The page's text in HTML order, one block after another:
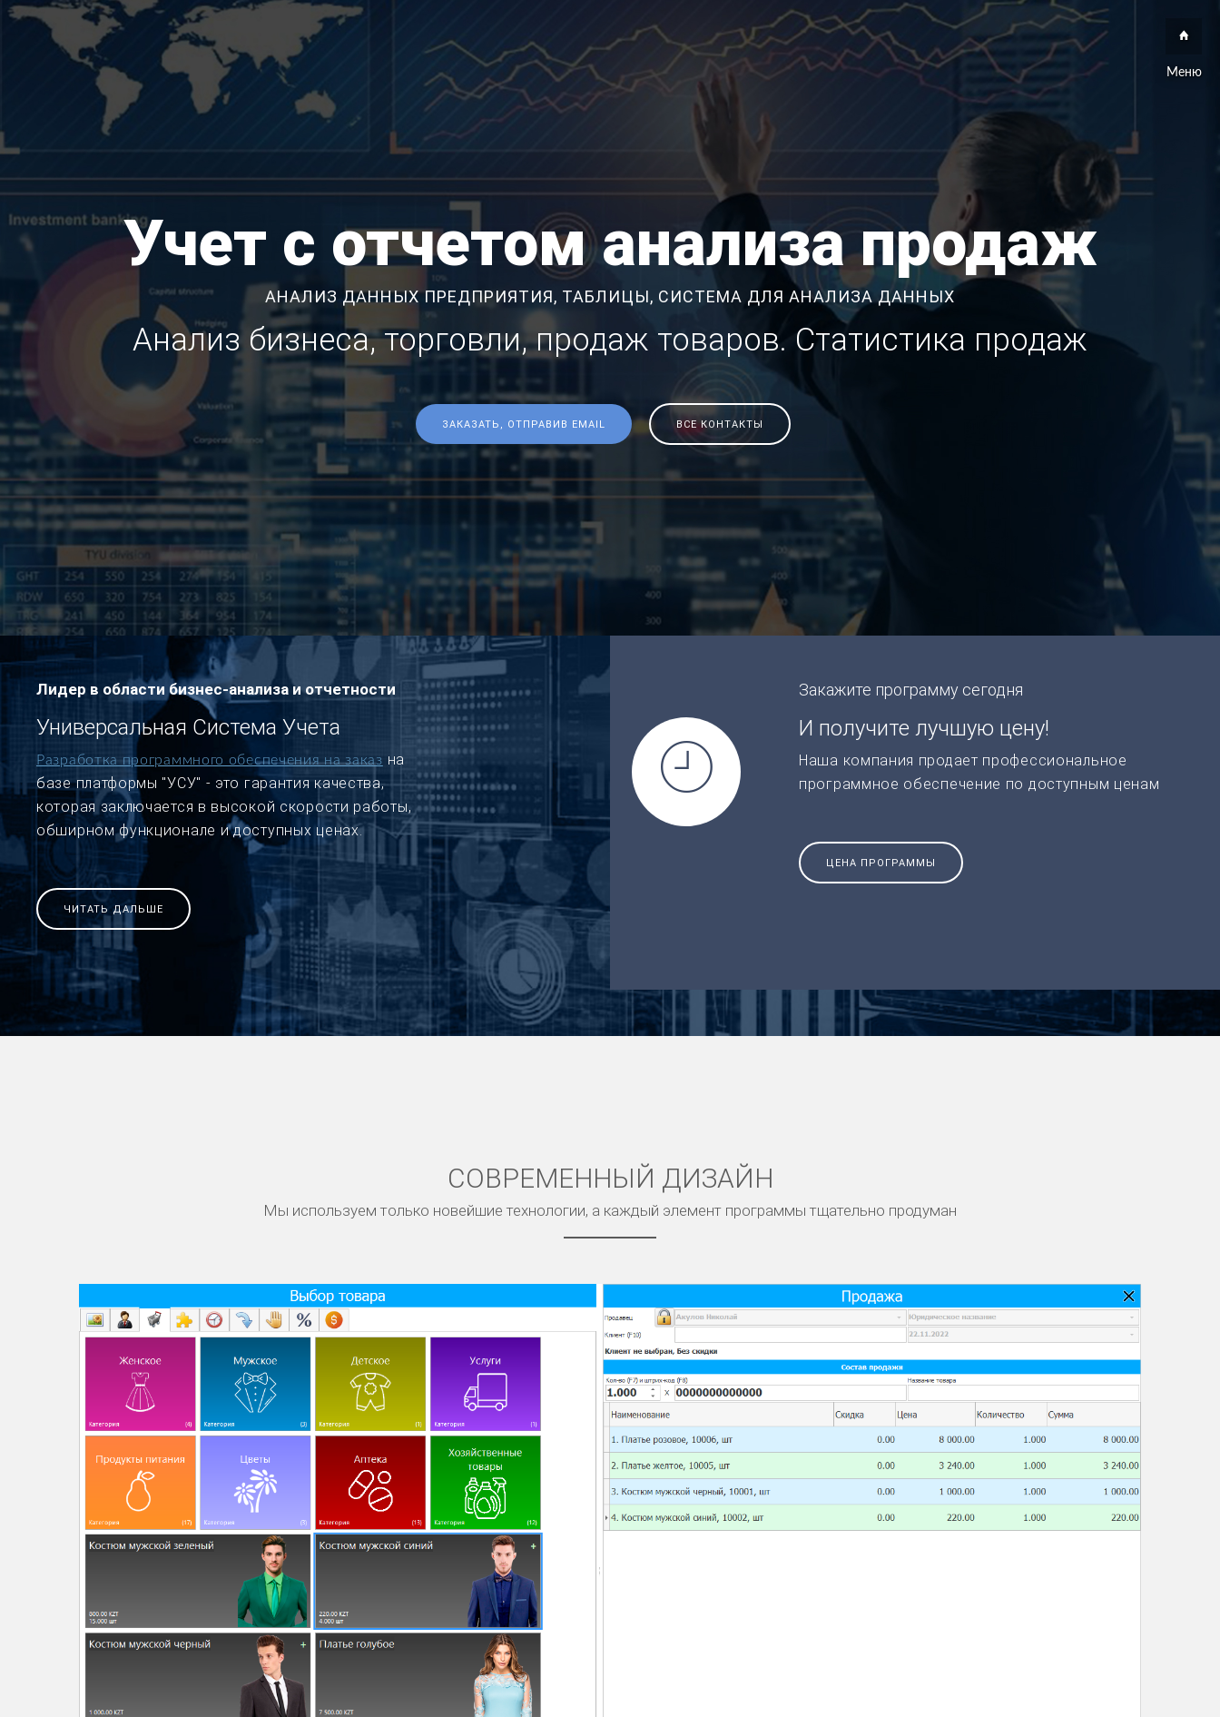
Меню
Учет с отчетом анализа продаж
АНАЛИЗ ДАННЫХ ПРЕДПРИЯТИЯ, ТАБЛИЦЫ, СИСТЕМА ДЛЯ АНАЛИЗА ДАННЫХ
Анализ бизнеса, торговли, продаж товаров. Статистика продаж
ЗАКАЗАТЬ, ОТПРАВИВ EMAIL ВСЕ КОНТАКТЫ
Лидер в области бизнес-анализа и отчетности
Универсальная Система Учета
Разработка программного обеспечения на заказ на
базе платформы "УСУ" - это гарантия качества,
которая заключается в высокой скорости работы,
обширном функционале и доступных ценах.
ЧИТАТЬ ДАЛЬШЕ
Закажите программу сегодня
И получите лучшую цену!
Наша компания продает профессиональное
программное обеспечение по доступным ценам
ЦЕНА ПРОГРАММЫ
СОВРЕМЕННЫЙ ДИЗАЙН
Мы используем только новейшие технологии, а каждый элемент программы тщательно продуман